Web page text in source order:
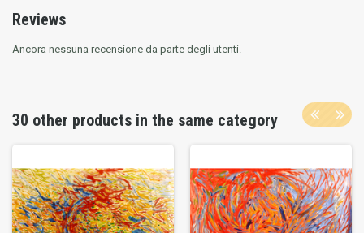
Reviews
Ancora nessuna recensione da parte degli utenti.
30 other products in the same category